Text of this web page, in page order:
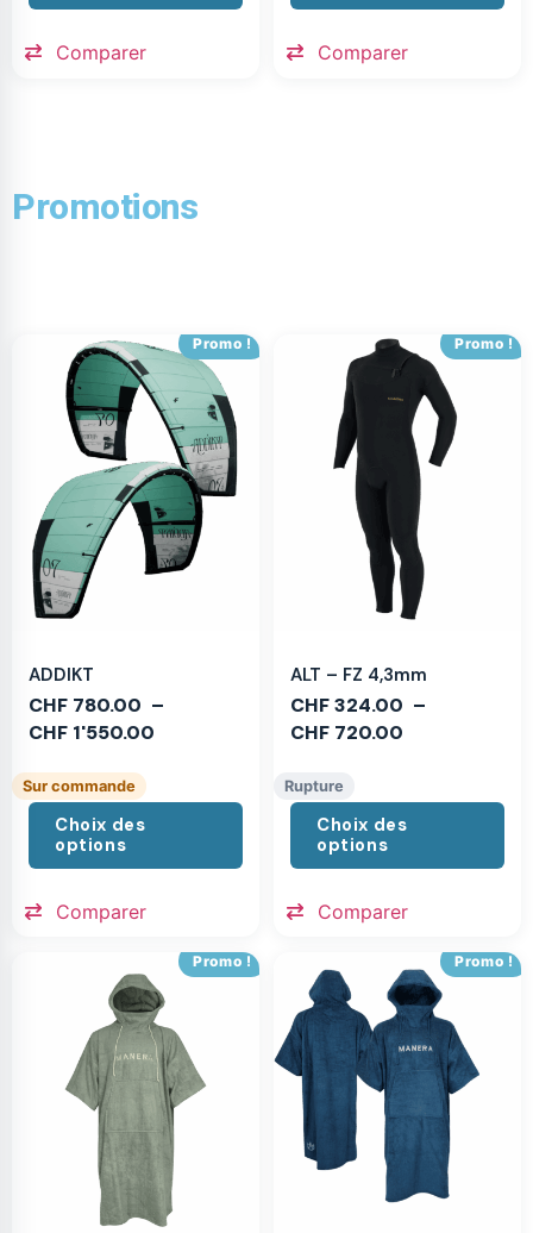
Comparer Comparer
Promotions
Promo !
ADDIKT
CHF 780.00 –
CHF 1'550.00
Sur commande
Choix des
options
Comparer
Promo !
ALT – FZ 4,3mm
CHF324.00 –
CHF 720.00
Rupture
Choix des
options
Comparer
Promo ! Promo !